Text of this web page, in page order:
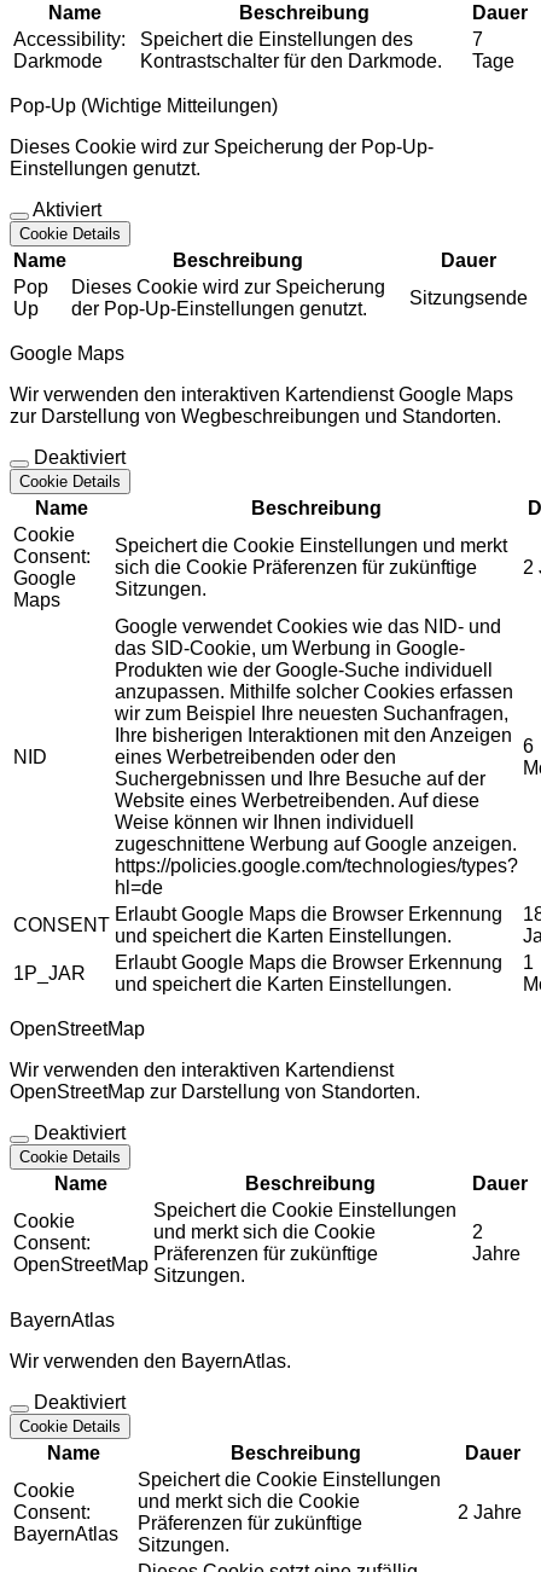
Name Beschreibung
Dauer
Accessibility:
Darkmode
Speichert die Einstellungen des
Kontrastschalter für den Darkmode.
7
Tage
Pop-Up (Wichtige Mitteilungen)
Dieses Cookie wird zur Speicherung der Pop-Up-
Einstellungen genutzt.
Aktiviert
Cookie Details
Name Beschreibung
Dauer
Pop
Up
Dieses Cookie wird zur Speicherung
der Pop-Up-Einstellungen genutzt.
Sitzungsende
Google Maps
Wir verwenden den interaktiven Kartendienst Google Maps
zur Darstellung von Wegbeschreibungen und Standorten.
Deaktiviert
Cookie Details
Name Beschreibung
Cookie
Consent:
Google
Maps
Speichert die Cookie Einstellungen und merkt
sich die Cookie Präferenzen für zukünftige
Sitzungen.
2
NID
Google verwendet Cookies wie das NID- und
das SID-Cookie, um Werbung in Google-
Produkten wie der Google-Suche individuell
anzupassen. Mithilfe solcher Cookies erfassen
wir zum Beispiel Ihre neuesten Suchanfragen,
Ihre bisherigen Interaktionen mit den Anzeigen
eines Werbetreibenden oder den
Suchergebnissen und Ihre Besuche auf der
Website eines Werbetreibenden. Auf diese
Weise können wir Ihnen individuell
zugeschnittene Werbung auf Google anzeigen.
https://policies.google.com/technologies/types?
hl=de
6
CONSENT
Erlaubt Google Maps die Browser Erkennung
und speichert die Karten Einstellungen.
1P_JAR
Erlaubt Google Maps die Browser Erkennung
und speichert die Karten Einstellungen.
1
OpenStreetMap
Wir verwenden den interaktiven Kartendienst
OpenStreetMap zur Darstellung von Standorten.
Deaktiviert
Cookie Details
Name Beschreibung
Dauer
Cookie
Consent:
OpenStreetMap
Speichert die Cookie Einstellungen
und merkt sich die Cookie
Präferenzen für zukünftige
Sitzungen.
2
Jahre
BayernAtlas
Wir verwenden den BayernAtlas.
Deaktiviert
Cookie Details
Name Beschreibung
Dauer
Cookie
Consent:
BayernAtlas
Speichert die Cookie Einstellungen
und merkt sich die Cookie
Präferenzen für zukünftige
Sitzungen.
2 Jahre